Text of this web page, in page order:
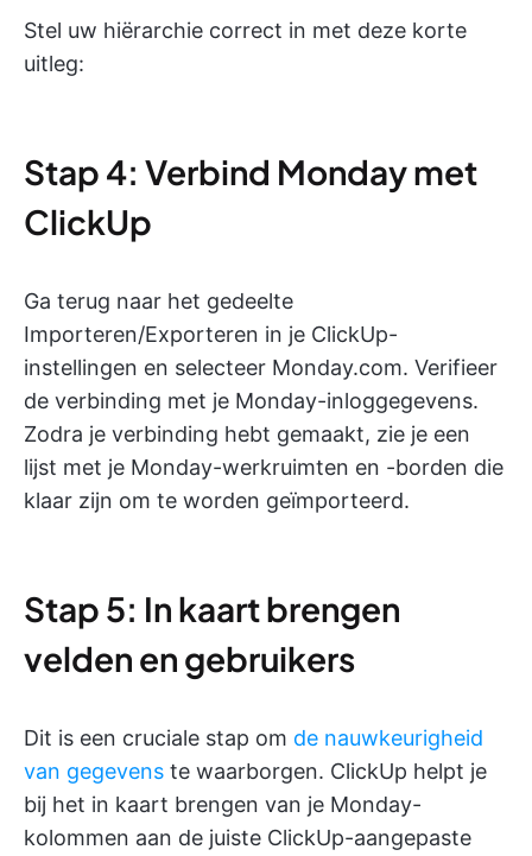
Stel uw hiërarchie correct in met deze korte
uitleg:
Stap 4: Verbind Monday met
ClickUp
Ga terug naar het gedeelte
Importeren/Exporteren in je ClickUp-
instellingen en selecteer Monday.com. Verifieer
de verbinding met je Monday-inloggegevens.
Zodra je verbinding hebt gemaakt, zie je een
lijst met je Monday-werkruimten en -borden die
klaar zijn om te worden geïmporteerd.
Stap 5: In kaart brengen
velden en gebruikers
Dit is een cruciale stap om de nauwkeurigheid
van gegevens te waarborgen. ClickUp helpt je
bij het in kaart brengen van je Monday-
kolommen aan de juiste ClickUp-aangepaste